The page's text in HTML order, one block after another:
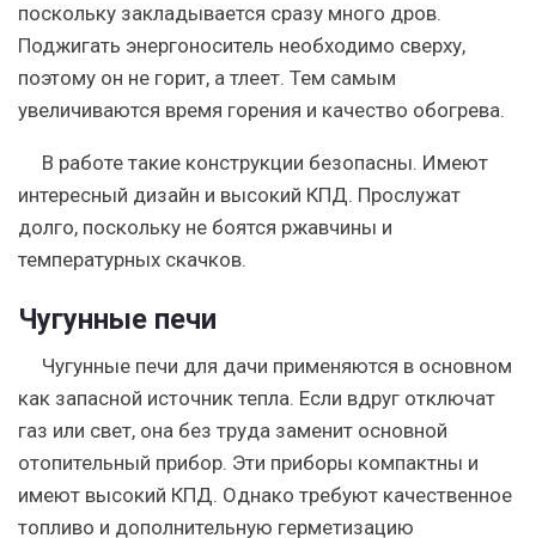
поскольку закладывается сразу много дров.
Поджигать энергоноситель необходимо сверху,
поэтому он не горит, а тлеет. Тем самым
увеличиваются время горения и качество обогрева.
В работе такие конструкции безопасны. Имеют
интересный дизайн и высокий КПД. Прослужат
долго, поскольку не боятся ржавчины и
температурных скачков.
Чугунные печи
Чугунные печи для дачи применяются в основном
как запасной источник тепла. Если вдруг отключат
газ или свет, она без труда заменит основной
отопительный прибор. Эти приборы компактны и
имеют высокий КПД. Однако требуют качественное
топливо и дополнительную герметизацию